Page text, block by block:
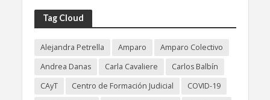
Tag Cloud
Alejandra Petrella Amparo
Amparo Colectivo
Andrea Danas
Carla Cavaliere
Carlos Balbín
CAyT
Centro de Formación Judicial
COVID-19